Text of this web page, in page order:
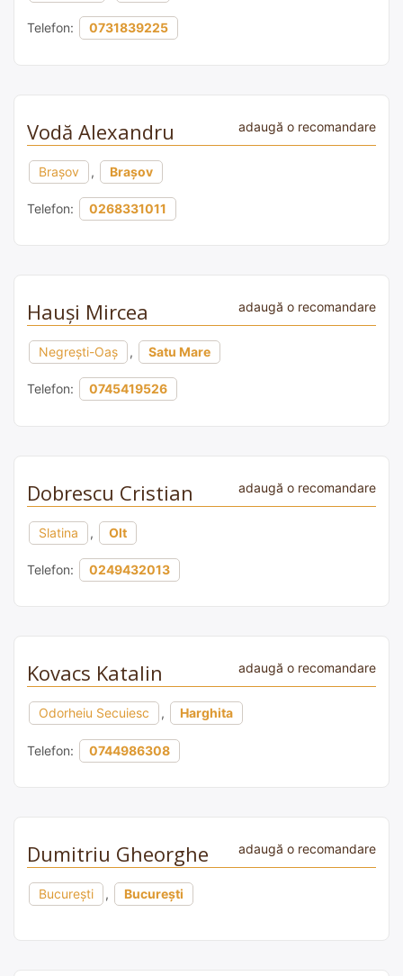
Telefon: 0731839225
Vodă Alexandru adaugă o recomandare
Brașov , Brașov
Telefon: 0268331011
Hauși Mircea adaugă o recomandare
Negrești-Oaș , Satu Mare
Telefon: 0745419526
Dobrescu Cristian adaugă o recomandare
Slatina , Olt
Telefon: 0249432013
Kovacs Katalin adaugă o recomandare
Odorheiu Secuiesc , Harghita
Telefon: 0744986308
Dumitriu Gheorghe adaugă o recomandare
București , București